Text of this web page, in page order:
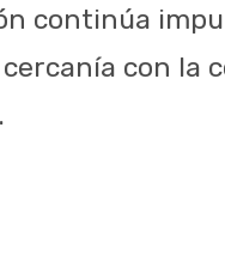
continúa
con la